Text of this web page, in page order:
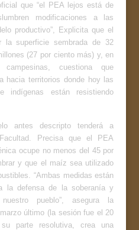
que “el PEA lejos está de
modificaciones a las
productivo”, Explicita que el
la superficie sembrada de 32
(27 por ciento más) y, en
campesinas, cuestiona que
hacia territorios donde hoy las
indígenas están resistiendo
antes descripto tenderá a
Precisa que el PEA
ocupe no menos del 45 por
y que el maíz sea utilizado
“Ambas medidas están
la defensa de la soberanía y
pueblo”, asegura la
último (la sesión fue el 20
parte resolutiva, crea una